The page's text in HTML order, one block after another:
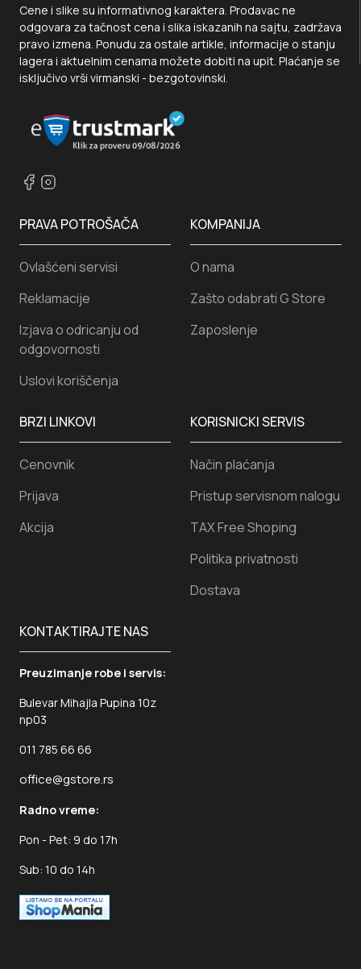
Cene i slike su informativnog karaktera. Prodavac ne
odgovara za tačnost cena i slika iskazanih na sajtu, zadržava
pravo izmena. Ponudu za ostale artikle, informacije o stanju
lagera i aktuelnim cenama možete dobiti na upit. Plaćanje se
isključivo vrši virmanski - bezgotovinski.
KORISNICKI SERVIS
Način plaćanja
Pristup servisnom nalogu
TAX Free Shoping
Politika privatnosti
Dostava
PRAVA POTROŠAČA
Ovlašćeni servisi
Reklamacije
Izjava o odricanju od
odgovornosti
Uslovi koriščenja
KONTAKTIRAJTE NAS
Preuzimanje robe i servis:
Bulevar Mihajla Pupina 10z
np03
011 785 66 66
office@gstore.rs
Radno vreme:
Pon - Pet: 9 do 17h
Sub: 10 do 14h
KOMPANIJA
O nama
Zašto odabrati G Store
Zaposlenje
BRZI LINKOVI
Cenovnik
Prijava
Akcija